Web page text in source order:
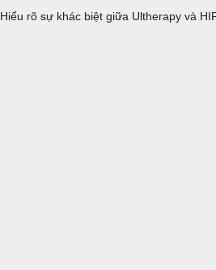
Hiểu rõ sự khác biệt giữa Ultherapy và